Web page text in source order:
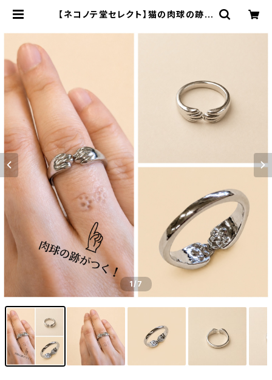
【ネコノテ堂セレクト】猫の肉球の跡が
輪 オープンリング | ネコノテ堂｜猫
1/7